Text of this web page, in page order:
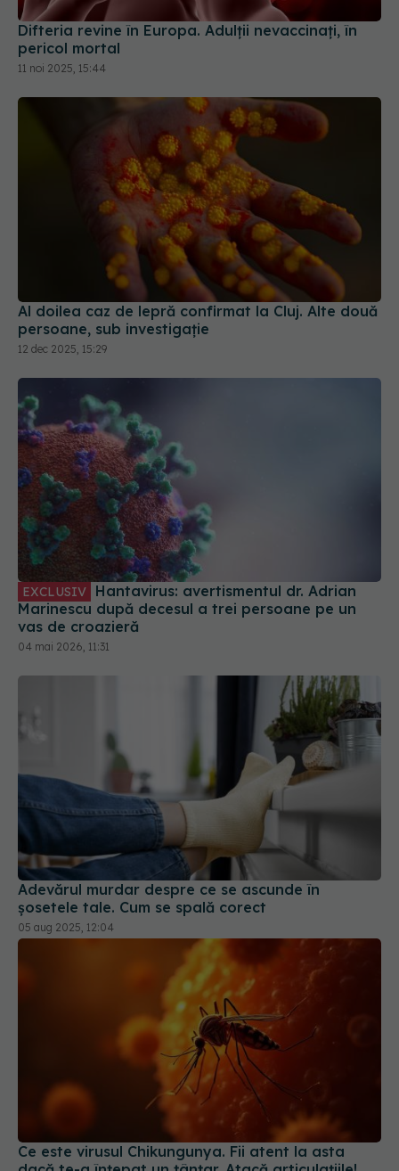
Al doilea caz de lepră confirmat la Cluj. Alte două
persoane, sub investigație
EXCLUSIV
Marinescu după decesul a trei persoane pe un
vas de croazieră
04 mai 2026, 11:31
Adevărul murdar despre ce se ascunde în
șosetele tale. Cum se spală corect
05 aug 2025, 12:04
Ce este virusul Chikungunya. Fii atent la asta
dacă te-a înțepat un țânțar. Atacă articulațiile!